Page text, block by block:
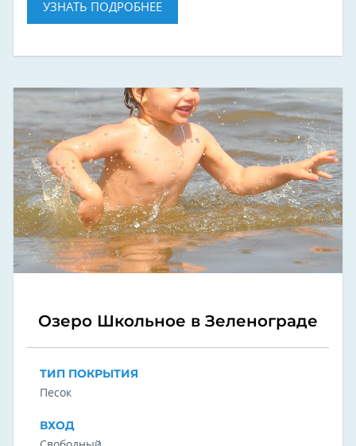
УЗНАТЬ ПОДРОБНЕЕ
Озеро Школьное в Зеленограде
ТИП ПОКРЫТИЯ
Песок
ВХОД